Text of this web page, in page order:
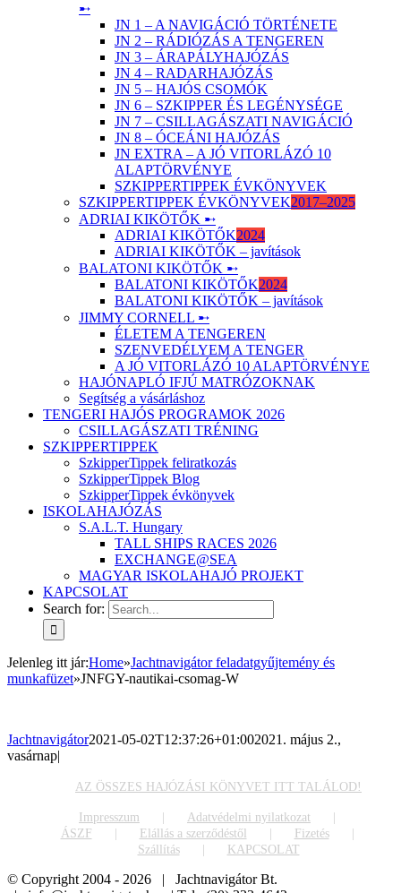
➸
JN 1 – A NAVIGÁCIÓ TÖRTÉNETE
JN 2 – RÁDIÓZÁS A TENGEREN
JN 3 – ÁRAPÁLYHAJÓZÁS
JN 4 – RADARHAJÓZÁS
JN 5 – HAJÓS CSOMÓK
JN 6 – SZKIPPER ÉS LEGÉNYSÉGE
JN 7 – CSILLAGÁSZATI NAVIGÁCIÓ
JN 8 – ÓCEÁNI HAJÓZÁS
JN EXTRA – A JÓ VITORLÁZÓ 10
ALAPTÖRVÉNYE
SZKIPPERTIPPEK ÉVKÖNYVEK
SZKIPPERTIPPEK ÉVKÖNYVEK2017–2025
ADRIAI KIKÖTŐK ➸
ADRIAI KIKÖTŐK2024
ADRIAI KIKÖTŐK – javítások
BALATONI KIKÖTŐK ➸
BALATONI KIKÖTŐK2024
BALATONI KIKÖTŐK – javítások
JIMMY CORNELL ➸
ÉLETEM A TENGEREN
SZENVEDÉLYEM A TENGER
A JÓ VITORLÁZÓ 10 ALAPTÖRVÉNYE
HAJÓNAPLÓ IFJÚ MATRÓZOKNAK
Segítség a vásárláshoz
TENGERI HAJÓS PROGRAMOK 2026
CSILLAGÁSZATI TRÉNING
SZKIPPERTIPPEK
SzkipperTippek feliratkozás
SzkipperTippek Blog
SzkipperTippek évkönyvek
ISKOLAHAJÓZÁS
S.A.L.T. Hungary
TALL SHIPS RACES 2026
EXCHANGE@SEA
MAGYAR ISKOLAHAJÓ PROJEKT
KAPCSOLAT
Search for:
Jelenleg itt jár:Home»Jachtnavigátor feladatgyűjtemény és
munkafüzet»JNFGY-nautikai-csomag-W
Jachtnavigátor2021-05-02T12:37:26+01:002021. május 2.,
vasárnap|
AZ ÖSSZES HAJÓZÁSI KÖNYVET ITT TALÁLOD!
Impresszum
Adatvédelmi nyilatkozat
ÁSZF
Elállás a szerződéstől
Fizetés
Szállítás
KAPCSOLAT
© Copyright 2004 - 2026 | Jachtnavigátor Bt.